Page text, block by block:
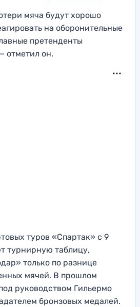
мяча будут хорошо
на оборонительные
претенденты
отметил он.
туров «Спартак» с 9
турнирную таблицу,
только по разнице
мячей. В прошлом
руководством Гильермо
бронзовых медалей.